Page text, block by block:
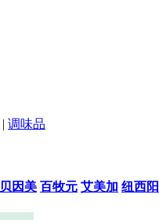
| 调味品
贝因美 百牧元 艾美加 纽西